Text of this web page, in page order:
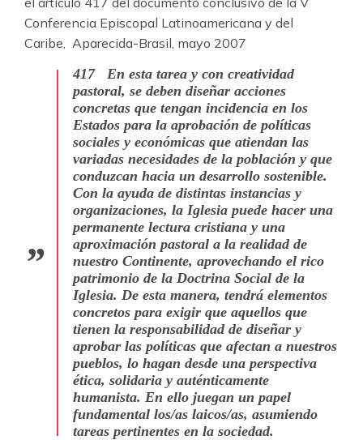
Conferencia Episcopal Latinoamericana y del
Caribe, Aparecida-Brasil, mayo 2007
417 En esta tarea y con creatividad
pastoral, se deben diseñar acciones
concretas que tengan incidencia en los
Estados para la aprobación de políticas
sociales y económicas que atiendan las
variadas necesidades de la población y que
conduzcan hacia un desarrollo sostenible.
Con la ayuda de distintas instancias y
organizaciones, la Iglesia puede hacer una
permanente lectura cristiana y una
aproximación pastoral a la realidad de
nuestro Continente, aprovechando el rico
patrimonio de la Doctrina Social de la
Iglesia. De esta manera, tendrá elementos
concretos para exigir que aquellos que
tienen la responsabilidad de diseñar y
aprobar las políticas que afectan a nuestros
pueblos, lo hagan desde una perspectiva
ética, solidaria y auténticamente
humanista. En ello juegan un papel
fundamental los/as laicos/as, asumiendo
tareas pertinentes en la sociedad.